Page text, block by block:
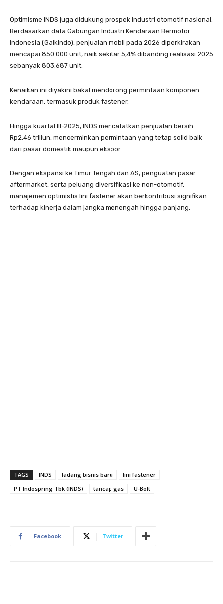
Optimisme INDS juga didukung prospek industri otomotif nasional.
Berdasarkan data Gabungan Industri Kendaraan Bermotor
Indonesia (Gaikindo), penjualan mobil pada 2026 diperkirakan
mencapai 850.000 unit, naik sekitar 5,4% dibanding realisasi 2025
sebanyak 803.687 unit.
Kenaikan ini diyakini bakal mendorong permintaan komponen
kendaraan, termasuk produk fastener.
Hingga kuartal III-2025, INDS mencatatkan penjualan bersih
Rp2,46 triliun, mencerminkan permintaan yang tetap solid baik
dari pasar domestik maupun ekspor.
Dengan ekspansi ke Timur Tengah dan AS, penguatan pasar
aftermarket, serta peluang diversifikasi ke non-otomotif,
manajemen optimistis lini fastener akan berkontribusi signifikan
terhadap kinerja dalam jangka menengah hingga panjang.
TAGS INDS ladang bisnis baru
lini fastener
PT Indospring Tbk (INDS)
tancap gas U-Bolt
Facebook Twitter